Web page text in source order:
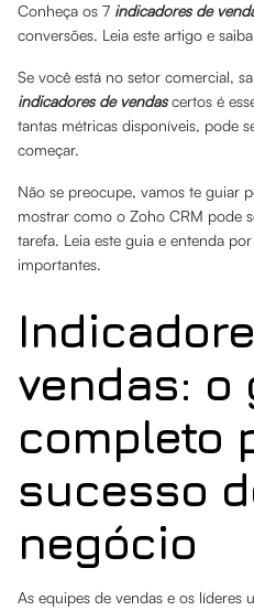
Conheça os 7 indicadores de
conversões. Leia este artigo e
Se você está no setor comercial,
indicadores de vendascertos é
tantas métricas disponíveis, pode
começar.
Não se preocupe, vamos te guiar
mostrar como o Zoho CRM pode
tarefa. Leia este guia e entenda
importantes.
vendas: o
completo
sucesso
negócio
As equipes de vendas e os líderes